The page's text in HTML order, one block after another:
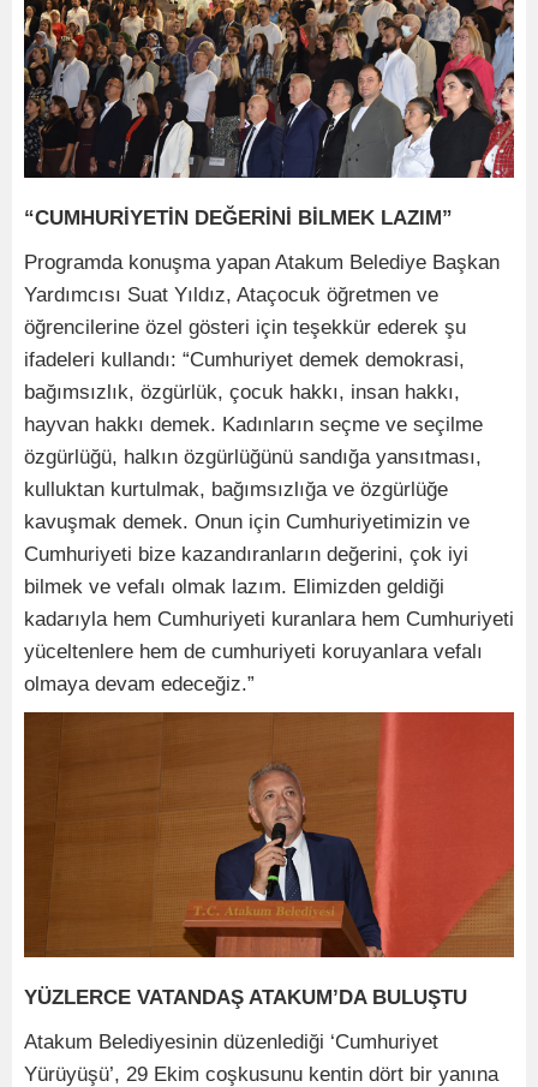
“CUMHURİYETİN DEĞERİNİ BİLMEK LAZIM”
Programda konuşma yapan Atakum Belediye Başkan
Yardımcısı Suat Yıldız, Ataçocuk öğretmen ve
öğrencilerine özel gösteri için teşekkür ederek şu
ifadeleri kullandı: “Cumhuriyet demek demokrasi,
bağımsızlık, özgürlük, çocuk hakkı, insan hakkı,
hayvan hakkı demek. Kadınların seçme ve seçilme
özgürlüğü, halkın özgürlüğünü sandığa yansıtması,
kulluktan kurtulmak, bağımsızlığa ve özgürlüğe
kavuşmak demek. Onun için Cumhuriyetimizin ve
Cumhuriyeti bize kazandıranların değerini, çok iyi
bilmek ve vefalı olmak lazım. Elimizden geldiği
kadarıyla hem Cumhuriyeti kuranlara hem Cumhuriyeti
yüceltenlere hem de cumhuriyeti koruyanlara vefalı
olmaya devam edeceğiz.”
YÜZLERCE VATANDAŞ ATAKUM’DA BULUŞTU
Atakum Belediyesinin düzenlediği ‘Cumhuriyet
Yürüyüşü’, 29 Ekim coşkusunu kentin dört bir yanına